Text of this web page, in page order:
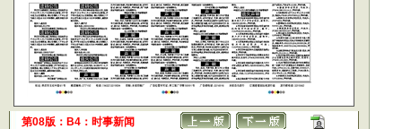
第08版：B4：时事新闻